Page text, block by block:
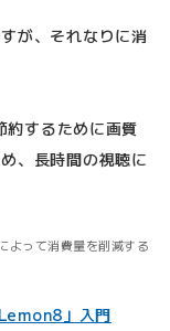
が、それなりに消
するために画質
、長時間の視聴に
よって消費量を削減する
」入門